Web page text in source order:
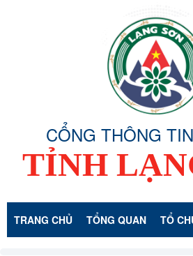
CỔNG THÔNG
TỈNH
TRANG CHỦ TỔNG QUAN TỔ